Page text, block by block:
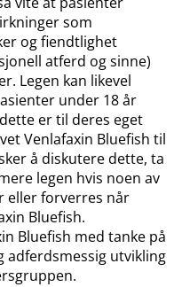
som
og fiendtlighet
atferd og sinne)
Legen kan likevel
under 18 år
er til deres eget
Venlafaxin Bluefish til
å diskutere dette, ta
legen hvis noen av
eller forverres når
Bluefish.
Bluefish med tanke på
adferdsmessig utvikling